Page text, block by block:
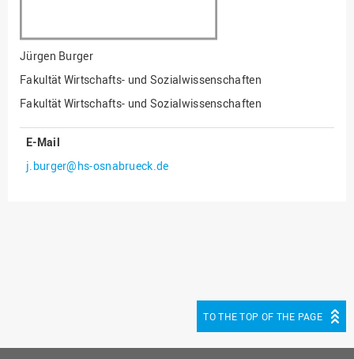
Gesellschaftliches
Engagement
Hochschulplanung/-
strategie
Jürgen Burger
Fakultät Wirtschafts- und Sozialwissenschaften
Fakultät Wirtschafts- und Sozialwissenschaften
E-Mail
j.burger@hs-osnabrueck.de
TO THE TOP OF THE PAGE